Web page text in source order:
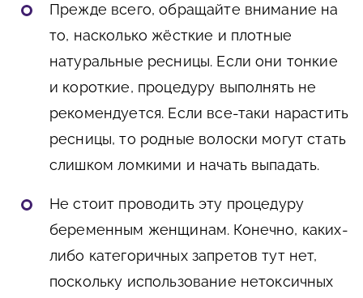
Прежде всего, обращайте внимание на
то, насколько жёсткие и плотные
натуральные ресницы. Если они тонкие
и короткие, процедуру выполнять не
рекомендуется. Если все-таки нарастить
ресницы, то родные волоски могут стать
слишком ломкими и начать выпадать.
Не стоит проводить эту процедуру
беременным женщинам. Конечно, каких-
либо категоричных запретов тут нет,
поскольку использование нетоксичных